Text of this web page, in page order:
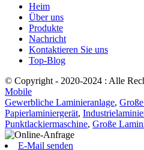
Heim
Über uns
Produkte
Nachricht
Kontaktieren Sie uns
Top-Blog
© Copyright - 2020-2024 : Alle
Mobile
Gewerbliche Laminieranlage,
Papierlaminiergerät,
Punktlackiermaschine, Große
E-Mail senden